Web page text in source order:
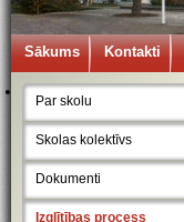
Sākums Kontakti
Par skolu
Skolas kolektīvs
Dokumenti
Izglītības process